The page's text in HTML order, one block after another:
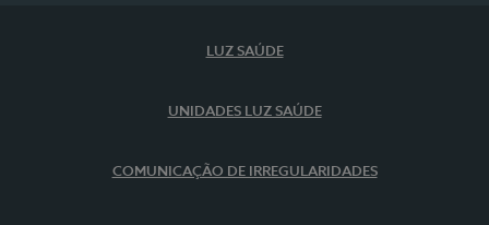
LUZ SAÚDE
UNIDADES LUZ SAÚDE
COMUNICAÇÃO DE IRREGULARIDADES